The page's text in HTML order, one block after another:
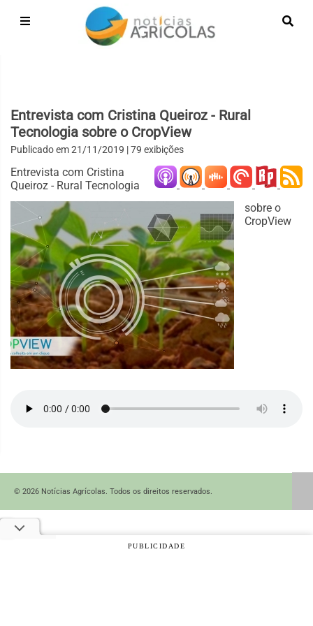
Entrevista com Cristina Queiroz - Rural
Tecnologia sobre o CropView
Publicado em21/11/2019 | 79 exibições
Entrevista com Cristina
Queiroz - Rural Tecnologia
sobre o
CropView
© 2026 Notícias Agrícolas. Todos os direitos reservados.
PUBLICIDADE